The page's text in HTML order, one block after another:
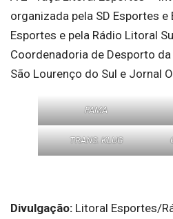
organizada pela SD Esportes e
Esportes e pela Rádio Litoral
Coordenadoria de Desporto
São Lourenço do Sul e Jornal
FAMA
TRANS. KLUG
Divulgação: Litoral Esportes/